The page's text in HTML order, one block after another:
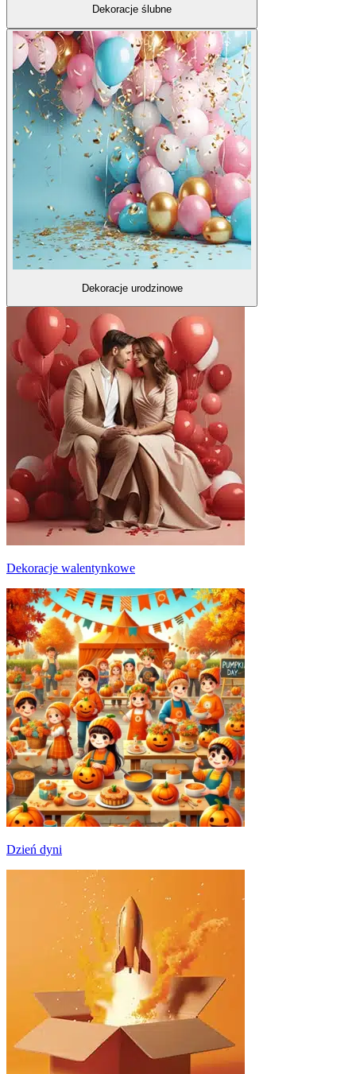
Dekoracje ślubne
Dekoracje urodzinowe
Dekoracje walentynkowe
Dzień dyni